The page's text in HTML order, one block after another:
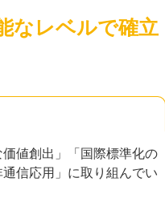
なレベルで確立
値創出」「国際標準化の
信応用」に取り組んでい